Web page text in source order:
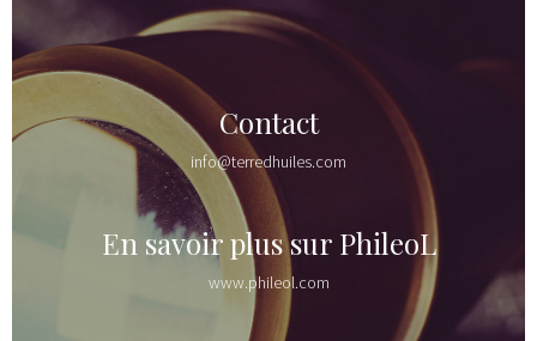
Contact
info@terredhuiles.com
En savoir plus sur PhileoL
www.phileol.com